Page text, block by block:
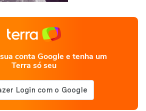
conta Google e tenha um
Terra só seu